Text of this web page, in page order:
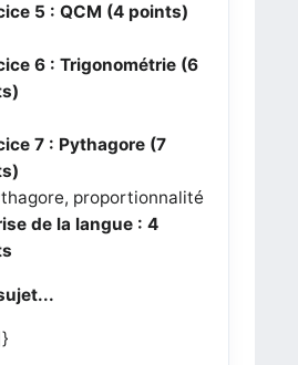
5 : QCM (4 points)
6 : Trigonométrie (6
7 : Pythagore (7
proportionnalité
de la langue : 4